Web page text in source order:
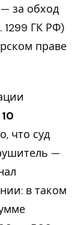
за обход
1299 ГК РФ)
праве
что суд
—
в таком